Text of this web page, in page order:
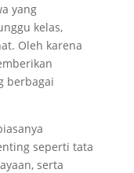
yang
kelas,
Oleh karena
berbagai
seperti tata
serta